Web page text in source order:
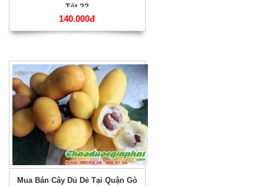
Tốt ??
140.000đ
Mua Bán Cây Dủ Dẻ Tại Quận Gò